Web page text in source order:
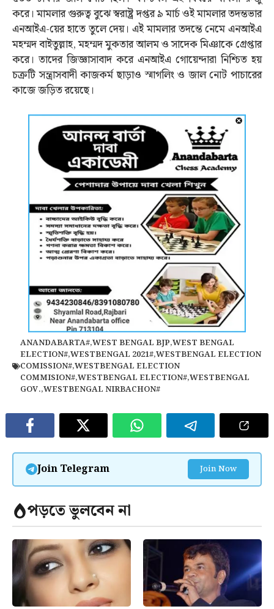
করে। মামলার গুরুত্ব বুঝে স্বরাষ্ট্র দপ্তর ৯ মার্চ ওই মামলার তদন্তভার
এনআইএ-য়ের হাতে তুলে দেয়। এই মামলার তদন্তে নেমে এনআইএ
মহম্মদ বাইতুল্লাহ, মহম্মদ মুকতার আলম ও সাদেক মিঞাকে গ্রেপ্তার
করে। তাদের জিজ্ঞাসাবাদ করে এনআইএ গোয়েন্দারা নিশ্চিত হয়
চক্রটি সন্ত্রাসবাদী কাজকর্ম ছাড়াও স্মাগলিং ও জাল নোট পাচারের
কাজে জড়িত রয়েছে।
ANANDABARTA#,WEST BENGAL BJP,WEST BENGAL
ELECTION#,WESTBENGAL 2021#,WESTBENGAL ELECTION
COMISSION#,WESTBENGAL ELECTION
COMMISION#,WESTBENGAL ELECTION#,WESTBENGAL
GOV.,WESTBENGAL NIRBACHON#
Join Telegram Join Now
পড়তে ভুলবেন না